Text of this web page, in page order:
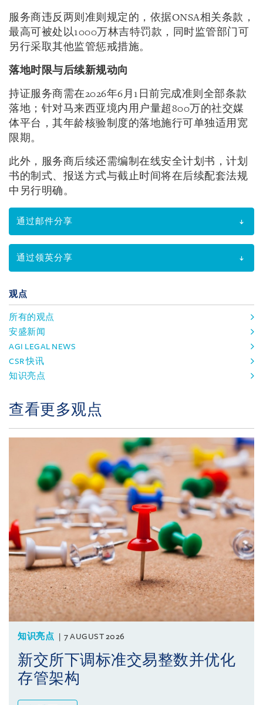
服务商违反两则准则规定的，依据ONSA相关条款，
最高可被处以1000万林吉特罚款，同时监管部门可
另行采取其他监管惩戒措施。
落地时限与后续新规动向
持证服务商需在2026年6月1日前完成准则全部条款
落地；针对马来西亚境内用户量超800万的社交媒
体平台，其年龄核验制度的落地施行可单独适用宽
限期。
此外，服务商后续还需编制在线安全计划书，计划
书的制式、报送方式与截止时间将在后续配套法规
中另行明确。
通过邮件分享
通过领英分享
观点
所有的观点
安盛新闻
AGI LEGAL NEWS
CSR 快讯
知识亮点
查看更多观点
知识亮点 7 AUGUST 2026
新交所下调标准交易整数并优化
存管架构